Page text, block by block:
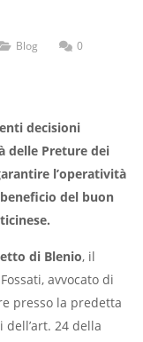
Blog 0
decisioni
delle Preture dei
l’operatività
del buon
di Blenio, il
avvocato di
presso la predetta
24 della